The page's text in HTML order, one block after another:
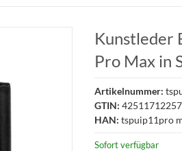
Kunstleder
Pro Max in
Artikelnummer:
GTIN:
HAN: tspuip11pro
Sofort verfügbar